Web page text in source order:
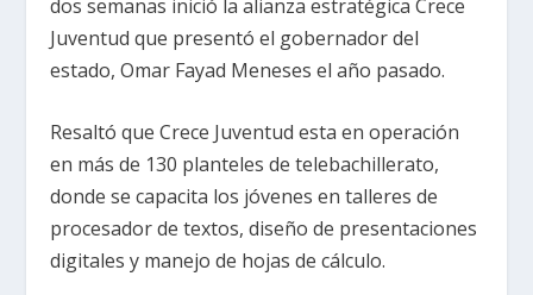
dos semanas inició la alianza estratégica Crece
Juventud que presentó el gobernador del
estado, Omar Fayad Meneses el año pasado.
Resaltó que Crece Juventud esta en operación
en más de 130 planteles de telebachillerato,
donde se capacita los jóvenes en talleres de
procesador de textos, diseño de presentaciones
digitales y manejo de hojas de cálculo.